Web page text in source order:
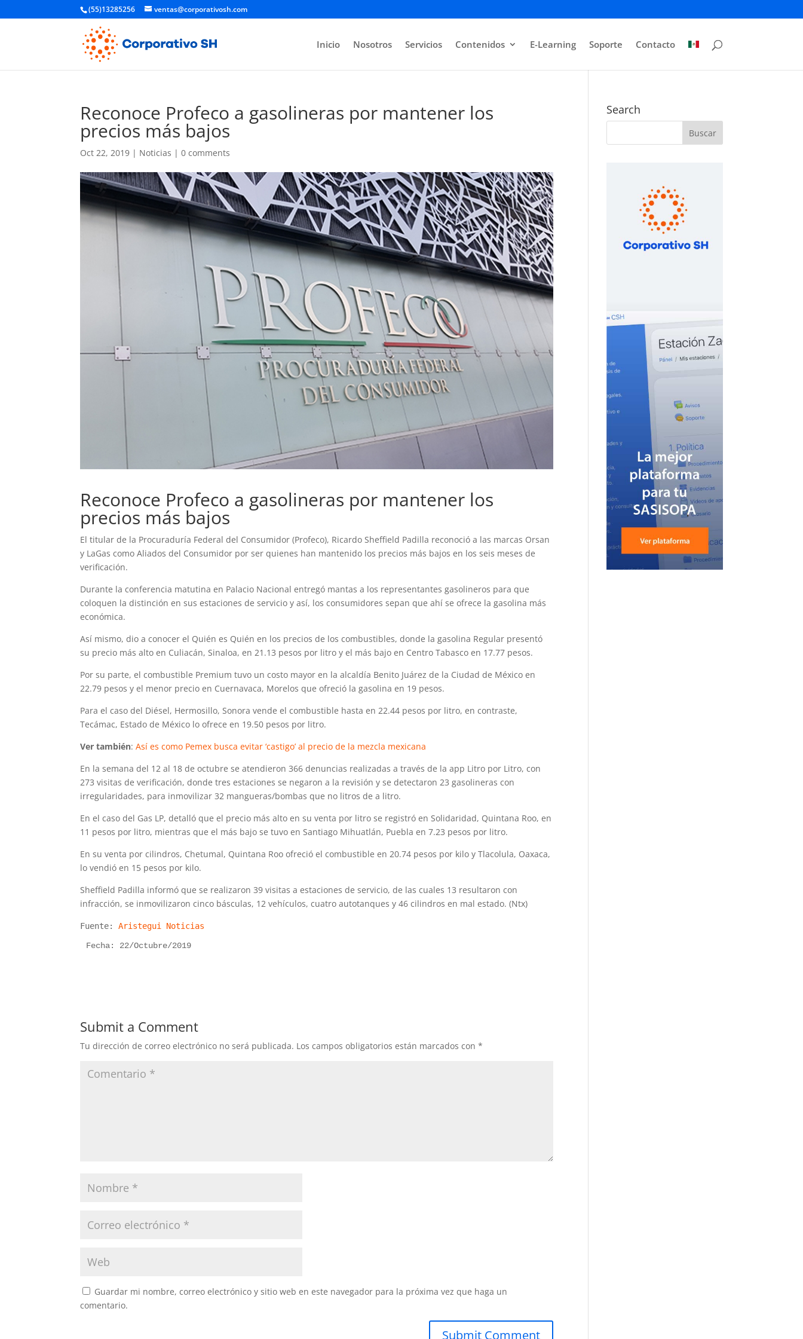
(55)13285256 ventas@corporativosh.com
Inicio Nosotros Servicios Contenidos E-Learning Soporte Contacto
Reconoce Profeco a gasolineras por mantener los
precios más bajos
Oct 22, 2019 | Noticias |0 comments
Reconoce Profeco a gasolineras por mantener los
precios más bajos
El titular de la Procuraduría Federal del Consumidor (Profeco), Ricardo Sheffield Padilla reconoció a las marcas Orsan
y LaGas como Aliados del Consumidor por ser quienes han mantenido los precios más bajos en los seis meses de
verificación.
Durante la conferencia matutina en Palacio Nacional entregó mantas a los representantes gasolineros para que
coloquen la distinción en sus estaciones de servicio y así, los consumidores sepan que ahí se ofrece la gasolina más
económica.
Así mismo, dio a conocer el Quién es Quién en los precios de los combustibles, donde la gasolina Regular presentó
su precio más alto en Culiacán, Sinaloa, en 21.13 pesos por litro y el más bajo en Centro Tabasco en 17.77 pesos.
Por su parte, el combustible Premium tuvo un costo mayor en la alcaldía Benito Juárez de la Ciudad de México en
22.79 pesos y el menor precio en Cuernavaca, Morelos que ofreció la gasolina en 19 pesos.
Para el caso del Diésel, Hermosillo, Sonora vende el combustible hasta en 22.44 pesos por litro, en contraste,
Tecámac, Estado de México lo ofrece en 19.50 pesos por litro.
Ver también:Así es como Pemex busca evitar ‘castigo’ al precio de la mezcla mexicana
En la semana del 12 al 18 de octubre se atendieron 366 denuncias realizadas a través de la app Litro por Litro, con
273 visitas de verificación, donde tres estaciones se negaron a la revisión y se detectaron 23 gasolineras con
irregularidades, para inmovilizar 32 mangueras/bombas que no litros de a litro.
En el caso del Gas LP, detalló que el precio más alto en su venta por litro se registró en Solidaridad, Quintana Roo, en
11 pesos por litro, mientras que el más bajo se tuvo en Santiago Mihuatlán, Puebla en 7.23 pesos por litro.
En su venta por cilindros, Chetumal, Quintana Roo ofreció el combustible en 20.74 pesos por kilo y Tlacolula, Oaxaca,
lo vendió en 15 pesos por kilo.
Sheffield Padilla informó que se realizaron 39 visitas a estaciones de servicio, de las cuales 13 resultaron con
infracción, se inmovilizaron cinco básculas, 12 vehículos, cuatro autotanques y 46 cilindros en mal estado. (Ntx)
Fuente:Aristegui Noticias
Fecha: 22/Octubre/2019
Submit a Comment
Tu dirección de correo electrónico no será publicada. Los campos obligatorios están marcados con*
Guardar mi nombre, correo electrónico y sitio web en este navegador para la próxima vez que haga un
comentario.
Search